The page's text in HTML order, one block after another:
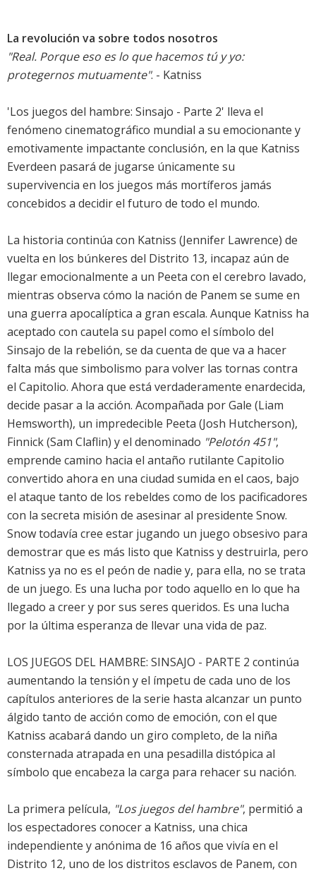
La revolución va sobre todos nosotros
"Real. Porque eso es lo que hacemos tú y yo:
protegernos mutuamente". - Katniss
'Los juegos del hambre: Sinsajo - Parte 2' lleva el
fenómeno cinematográfico mundial a su emocionante y
emotivamente impactante conclusión, en la que Katniss
Everdeen pasará de jugarse únicamente su
supervivencia en los juegos más mortíferos jamás
concebidos a decidir el futuro de todo el mundo.
La historia continúa con Katniss (Jennifer Lawrence) de
vuelta en los búnkeres del Distrito 13, incapaz aún de
llegar emocionalmente a un Peeta con el cerebro lavado,
mientras observa cómo la nación de Panem se sume en
una guerra apocalíptica a gran escala. Aunque Katniss ha
aceptado con cautela su papel como el símbolo del
Sinsajo de la rebelión, se da cuenta de que va a hacer
falta más que simbolismo para volver las tornas contra
el Capitolio. Ahora que está verdaderamente enardecida,
decide pasar a la acción. Acompañada por Gale (Liam
Hemsworth), un impredecible Peeta (Josh Hutcherson),
Finnick (Sam Claflin) y el denominado "Pelotón 451",
emprende camino hacia el antaño rutilante Capitolio
convertido ahora en una ciudad sumida en el caos, bajo
el ataque tanto de los rebeldes como de los pacificadores
con la secreta misión de asesinar al presidente Snow.
Snow todavía cree estar jugando un juego obsesivo para
demostrar que es más listo que Katniss y destruirla, pero
Katniss ya no es el peón de nadie y, para ella, no se trata
de un juego. Es una lucha por todo aquello en lo que ha
llegado a creer y por sus seres queridos. Es una lucha
por la última esperanza de llevar una vida de paz.
LOS JUEGOS DEL HAMBRE: SINSAJO - PARTE 2 continúa
aumentando la tensión y el ímpetu de cada uno de los
capítulos anteriores de la serie hasta alcanzar un punto
álgido tanto de acción como de emoción, con el que
Katniss acabará dando un giro completo, de la niña
consternada atrapada en una pesadilla distópica al
símbolo que encabeza la carga para rehacer su nación.
La primera película, "Los juegos del hambre", permitió a
los espectadores conocer a Katniss, una chica
independiente y anónima de 16 años que vivía en el
Distrito 12, uno de los distritos esclavos de Panem, con